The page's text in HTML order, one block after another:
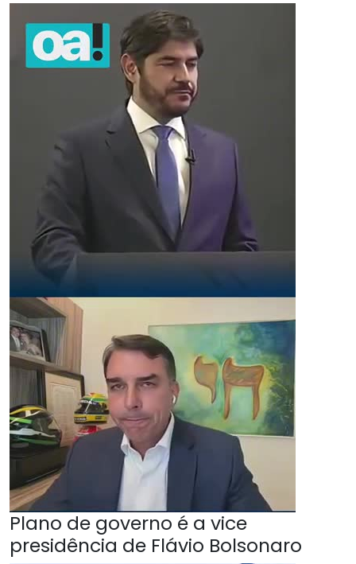
Plano de governo é a vice
presidência de Flávio Bolsonaro